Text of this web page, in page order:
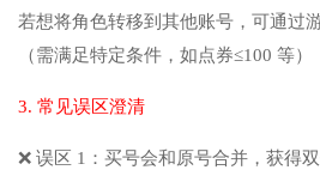
若想将角色转移到其他账号，可通过
（需满足特定条件，如点券≤100 等）
3. 常见误区澄清
❌ 误区 1：买号会和原号合并，获得